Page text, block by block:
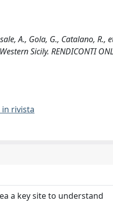
A., Gola, G., Catalano,
Sicily. RENDICONTI
rivista
a key site to understand